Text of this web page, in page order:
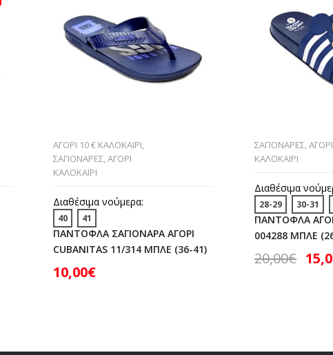
ΑΓΟΡΙ 10 € ΚΑΛΟΚΑΙΡΙ,
ΣΑΓΙΟΝΑΡΕΣ,ΑΓΟΡΙ
ΚΑΛΟΚΑΙΡΙ
Διαθέσιμα νούμερα:
40 41
ΠΑΝΤΟΦΛΑ ΣΑΓΙΟΝΑΡΑ ΑΓΟΡΙ
CUBANITAS 11/314 ΜΠΛΕ (36-41)
10,00€
ΣΑΓΙΟΝΑΡΕΣ,ΑΓΟΡΙ
ΚΑΛΟΚΑΙΡΙ
Διαθέσιμα
28-29 30-31
ΠΑΝΤΟΦΛΑ
004288 ΜΠΛΕ
20,00€